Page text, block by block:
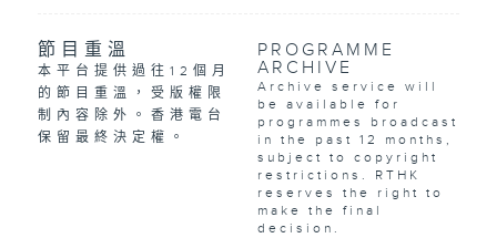
節目重溫
本平台提供過往12個月
的節目重溫，受版權限
制內容除外。香港電台
保留最終決定權。
PROGRAMME
ARCHIVE
Archive service will
be available for
programmes broadcast
in the past 12 months,
subject to copyright
restrictions. RTHK
reserves the right to
make the final
decision.